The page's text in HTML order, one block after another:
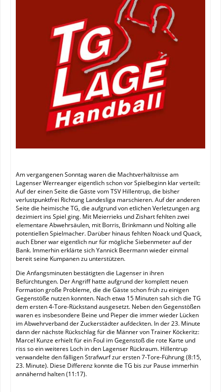
Am vergangenen Sonntag waren die Machtverhältnisse am
Lagenser Werreanger eigentlich schon vor Spielbeginn klar verteilt:
Auf der einen Seite die Gäste vom TSV Hillentrup, die bisher
verlustpunktfrei Richtung Landesliga marschieren. Auf der anderen
Seite die heimische TG, die aufgrund von etlichen Verletzungen arg
dezimiert ins Spiel ging. Mit Meierrieks und Zishart fehlten zwei
elementare Abwehrsäulen, mit Borris, Brinkmann und Nolting alle
potentiellen Spielmacher. Darüber hinaus fehlten Noack und Quack,
auch Ebner war eigentlich nur für mögliche Siebenmeter auf der
Bank. Immerhin erklärte sich Yannick Beermann wieder einmal
bereit seine Kumpanen zu unterstützen.
Die Anfangsminuten bestätigten die Lagenser in ihren
Befürchtungen. Der Angriff hatte aufgrund der komplett neuen
Formation große Probleme, die die Gäste schon früh zu einigen
Gegenstöße nutzen konnten. Nach etwa 15 Minuten sah sich die TG
dem ersten 4-Tore-Rückstand ausgesetzt. Neben den Gegenstößen
waren es insbesondere Beine und Pieper die immer wieder Lücken
im Abwehrverband der Zuckerstädter aufdeckten. In der 23. Minute
dann der nächste Rückschlag für die Männer von Trainer Köckeritz:
Marcel Kunze erhielt für ein Foul im Gegenstoß die rote Karte und
riss so ein weiteres Loch in den Lagenser Rückraum. Hillentrup
verwandelte den fälligen Strafwurf zur ersten 7-Tore-Führung (8:15,
23. Minute). Diese Differenz konnte die TG bis zur Pause immerhin
annähernd halten (11:17).